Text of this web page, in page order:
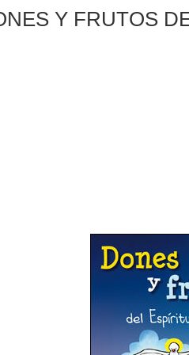
Y FRUTOS